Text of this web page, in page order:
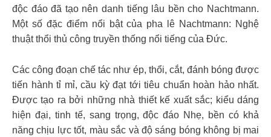
độc đáo đã tạo nên danh tiếng lâu bền cho Nachtmann.
Một số đặc điểm nổi bật của pha lê Nachtmann: Nghệ
thuật thổi thủ công truyền thống nổi tiếng của Đức.
Các công đoạn chế tác như ép, thổi, cắt, đánh bóng được
tiến hành tỉ mỉ, cầu kỳ đạt tới tiêu chuẩn hoàn hảo nhất.
Được tạo ra bởi những nhà thiết kế xuất sắc; kiểu dáng
hiện đại, tinh tế, sang trọng, độc đáo Nhẹ, bền có khả
năng chịu lực tốt, màu sắc và độ sáng bóng không bị mai